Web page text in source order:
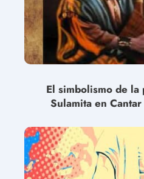
El simbolismo de
Sulamita en